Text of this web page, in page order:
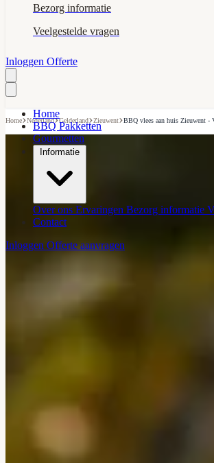
Bezorg informatie
Veelgestelde vragen
Inloggen Offerte
Home
BBQ Pakketten
Gourmetten
Informatie
Over ons Ervaringen Bezorg informatie
Contact
Inloggen Offerte aanvragen
Home›Nederland›Gelderland›Zieuwent›BBQ vlees aan huis Zieuwent -